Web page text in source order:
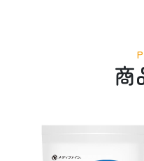
商